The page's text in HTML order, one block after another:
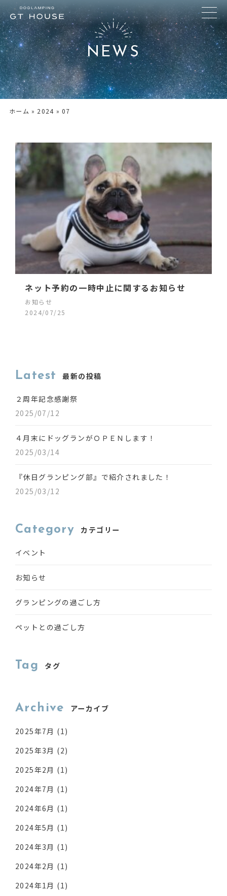
NEWS
ホーム » 2024 » 07
ネット予約の一時中止に関するお知らせ
お知らせ
2024/07/25
Latest 最新の投稿
２周年記念感謝祭
2025/07/12
４月末にドッグランがＯＰＥＮします！
2025/03/14
『休日グランピング部』で紹介されました！
2025/03/12
Category カテゴリー
イベント
お知らせ
グランピングの過ごし方
ペットとの過ごし方
Tag タグ
Archive アーカイブ
2025年7月 (1)
2025年3月 (2)
2025年2月 (1)
2024年7月 (1)
2024年6月 (1)
2024年5月 (1)
2024年3月 (1)
2024年2月 (1)
2024年1月 (1)